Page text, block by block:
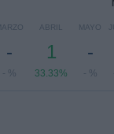
-
- %
ABRIL
1
33.33%
MAYO
-
- %